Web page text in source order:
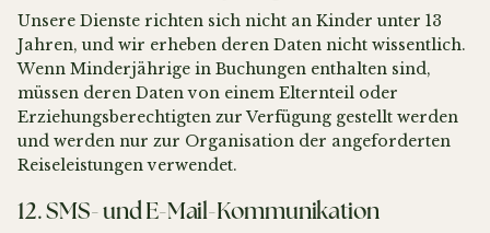
Unsere Dienste richten sich nicht an Kinder unter 13
Jahren, und wir erheben deren Daten nicht wissentlich.
Wenn Minderjährige in Buchungen enthalten sind,
müssen deren Daten von einem Elternteil oder
Erziehungsberechtigten zur Verfügung gestellt werden
und werden nur zur Organisation der angeforderten
Reiseleistungen verwendet.
12. SMS- und E-Mail-Kommunikation